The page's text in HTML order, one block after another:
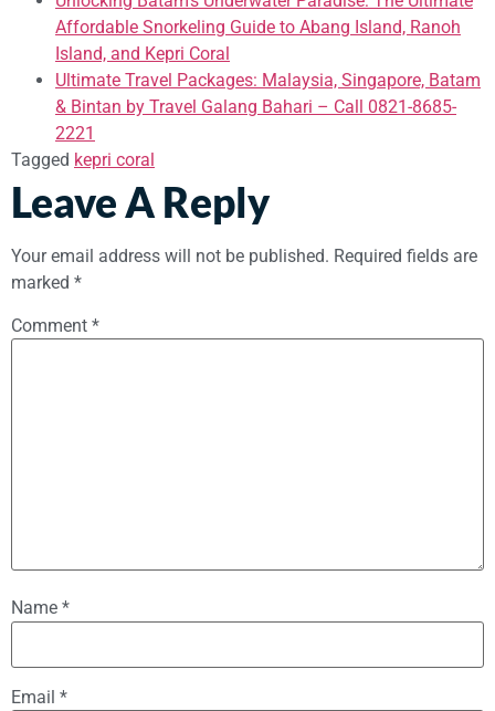
Affordable Snorkeling Guide to Abang Island, Ranoh
Island, and Kepri Coral
Ultimate Travel Packages: Malaysia, Singapore, Batam
& Bintan by Travel Galang Bahari – Call 0821-8685-
2221
Tagged kepri coral
Leave A Reply
Your email address will not be published. Required fields are
marked *
Comment *
Name *
Email *